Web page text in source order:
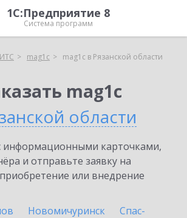
1С:Предприятие 8
Система программ
mag1c mag1c в Рязанской области
mag1c
области
информационными карточками,
и отправьте заявку на
или внедрение
Новомичуринск
Спас-